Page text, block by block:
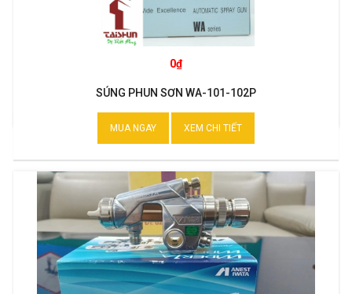
0₫
SÚNG PHUN SƠN WA-101-102P
MUA NGAY XEM CHI TIẾT